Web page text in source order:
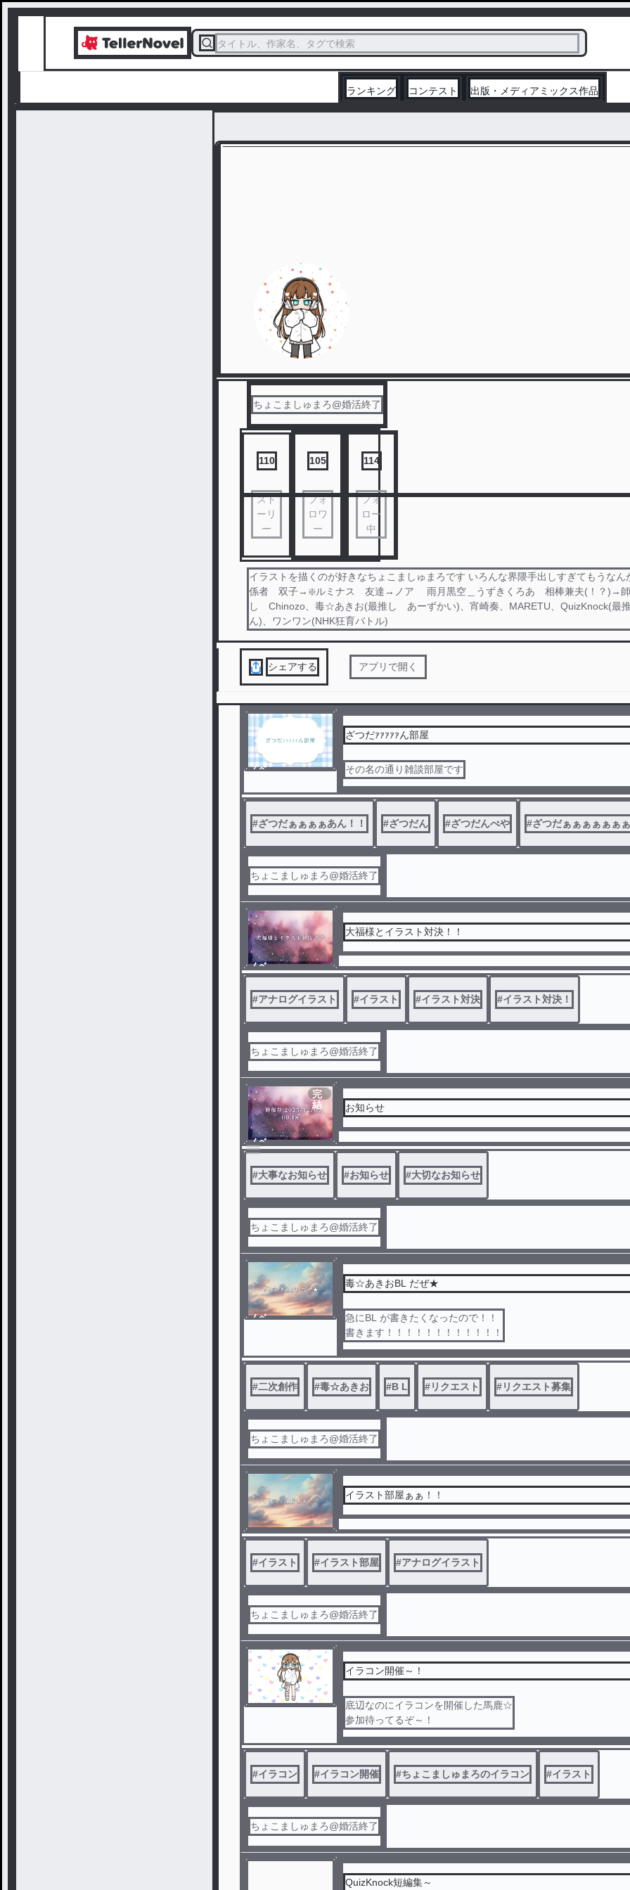
タイトル、作家名、タグで検索
ランキング コンテスト 出版・メディアミックス作品
ちょこましゅまろ@婚活終了
110
スト
ーリ
ー
105
フォ
ロワ
ー
114
フォ
ロー
中
イラストを描くのが好きなちょこましゅまろです いろんな界隈手出しすぎてもうなん
係者 双子→❇️ルミナス 友達→ノア 雨月黒空＿うずきくろあ 相棒兼夫(
し Chinozo、毒☆あきお(最推し あーずかい)、宵崎奏、MARETU、QuizKnock(最
ん)、ワンワン(NHK狂育バトル)
シェアする アプリで開く
ノベ
ざつだｧｧｧｧｧん部屋
その名の通り雑談部屋です
#ざつだぁぁぁぁあん！！ #ざつだん #ざつだんべや #ざつだぁぁぁぁぁぁ
ちょこましゅまろ@婚活終了
ノベ
ル
大福様とイラスト対決！！
#アナログイラスト #イラスト #イラスト対決 #イラスト対決！
ちょこましゅまろ@婚活終了
ノベ
ル
完
結
お知らせ
#大事なお知らせ #お知らせ #大切なお知らせ
ちょこましゅまろ@婚活終了
ノベ
毒☆あきおBL だぜ★
急にBL が書きたくなったので！！
書きます！！！！！！！！！！！！
#二次創作 #毒☆あきお #B L #リクエスト #リクエスト募集
ちょこましゅまろ@婚活終了
イラスト部屋ぁぁ！！
#イラスト #イラスト部屋 #アナログイラスト
ちょこましゅまろ@婚活終了
イラコン開催～！
底辺なのにイラコンを開催した馬鹿☆
参加待ってるぞ～！
#イラコン #イラコン開催 #ちょこましゅまろのイラコン #イラスト
ちょこましゅまろ@婚活終了
QuizKnock短編集～